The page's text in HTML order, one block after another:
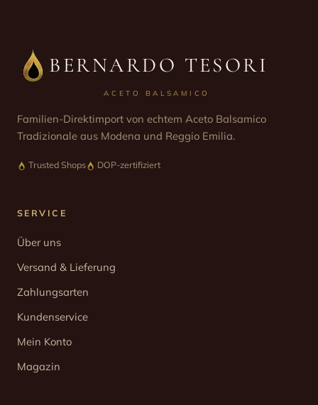
BERNARDO TESORI
ACETO BALSAMICO
Familien-Direktimport von echtem Aceto Balsamico
Tradizionale aus Modena und Reggio Emilia.
Trusted Shops DOP-zertifiziert
SERVICE
Über uns
Versand & Lieferung
Zahlungsarten
Kundenservice
Mein Konto
Magazin